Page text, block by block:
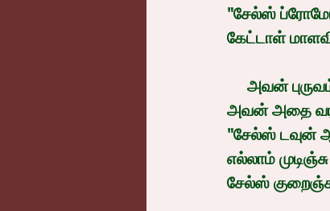
"சேல்ஸ்
கேட்டாள்
அவன் அதை
"சேல்ஸ் டவுன்
எல்லாம்
சேல்ஸ்